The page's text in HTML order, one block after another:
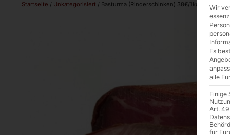
Startseite / Unkategorisiert / Basturma (Rinderschinken) 38€/1kg
Wir
Es
alle
Einige
Art. 49
für